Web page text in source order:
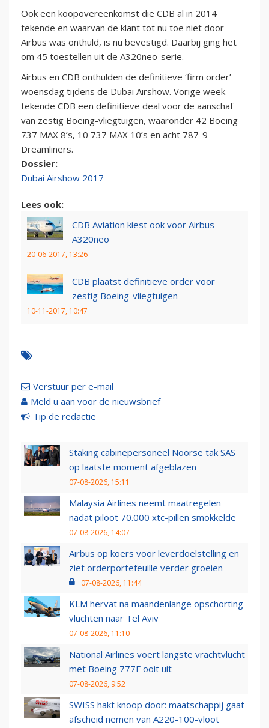
Ook een koopovereenkomst die CDB al in 2014
tekende en waarvan de klant tot nu toe niet door
Airbus was onthuld, is nu bevestigd. Daarbij ging het
om 45 toestellen uit de A320neo-serie.
Airbus en CDB onthulden de definitieve ‘firm order’
woensdag tijdens de Dubai Airshow. Vorige week
tekende CDB een definitieve deal voor de aanschaf
van zestig Boeing-vliegtuigen, waaronder 42 Boeing
737 MAX 8’s, 10 737 MAX 10’s en acht 787-9
Dreamliners.
Dossier:
Dubai Airshow 2017
Lees ook:
CDB Aviation kiest ook voor Airbus
A320neo
20-06-2017, 13:26
CDB plaatst definitieve order voor
zestig Boeing-vliegtuigen
10-11-2017, 10:47
Verstuur per e-mail
Meld u aan voor de nieuwsbrief
Tip de redactie
Staking cabinepersoneel Noorse tak SAS
op laatste moment afgeblazen
07-08-2026, 15:11
Malaysia Airlines neemt maatregelen
nadat piloot 70.000 xtc-pillen smokkelde
07-08-2026, 14:07
Airbus op koers voor leverdoelstelling en
ziet orderportefeuille verder groeien
07-08-2026, 11:44
KLM hervat na maandenlange opschorting
vluchten naar Tel Aviv
07-08-2026, 11:10
National Airlines voert langste vrachtvlucht
met Boeing 777F ooit uit
07-08-2026, 9:52
SWISS hakt knoop door: maatschappij gaat
afscheid nemen van A220-100-vloot